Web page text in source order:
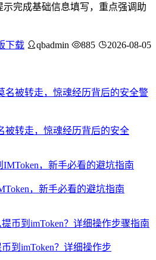
示完成基础信息填写，重点强调助
下载 qbadmin 885 2026-08-05
被转走，惊魂经历背后的安全
，新手必看的避坑指南
到imToken？详细操作步